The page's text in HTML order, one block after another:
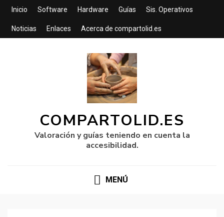
Inicio Software Hardware Guías Sis. Operativos
Noticias Enlaces Acerca de compartolid.es
COMPARTOLID.ES
Valoración y guías teniendo en cuenta la
accesibilidad.
MENÚ